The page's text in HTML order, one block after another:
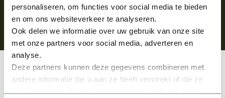
personaliseren, om functies voor social media te bieden
en om ons websiteverkeer te analyseren.
Ook delen we informatie over uw gebruik van onze site
met onze partners voor social media, adverteren en
analyse.
Deze partners kunnen deze gegevens combineren met
andere informatie die u aan ze heeft verstrekt of die ze
Klantenservice